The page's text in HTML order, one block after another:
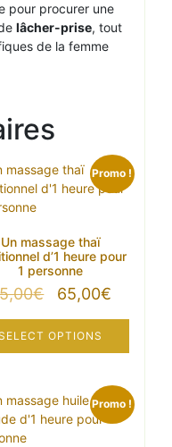
pour procurer une
lâcher-prise, tout
de la femme
Promo !
Un massage thaï
d’1 heure pour
1 personne
€
Le
initial
était :
65,00€
est :
OPTIONS
Promo !